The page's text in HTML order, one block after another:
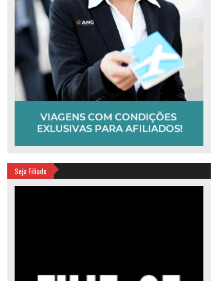
Seja Filiado